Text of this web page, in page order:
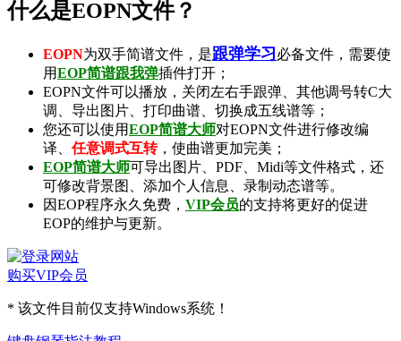
什么是EOPN文件？
EOPN为双手简谱文件，是跟弹学习必备文件，需要使
用EOP简谱跟我弹插件打开；
EOPN文件可以播放，关闭左右手跟弹、其他调号转C大
调、导出图片、打印曲谱、切换成五线谱等；
您还可以使用EOP简谱大师对EOPN文件进行修改编
译、 任意调式互转，使曲谱更加完美；
EOP简谱大师可导出 图片 PDF Midi等文件格式，还
可修改背景图、添加个人信息、录制 动态谱等。
因EOP程序永久免费， VIP会员的支持将更好的促进
EOP的维护与更新。
购买VIP会员
* 该文件目前仅支持Windows系统！